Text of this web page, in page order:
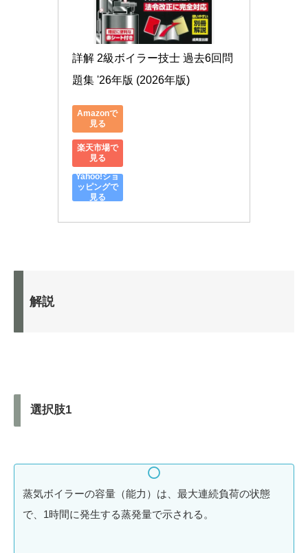
詳解 2級ボイラー技士 過去6回問
題集 '26年版 (2026年版)
Amazonで
見る
楽天市場で
見る
Yahoo!ショ
ッピングで
見る
解説
選択肢1
蒸気ボイラーの容量（能力）は、最大連続負荷の状態
で、1時間に発生する蒸発量で示される。